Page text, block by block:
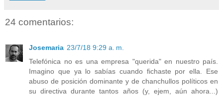
24 comentarios:
Josemaria 23/7/18 9:29 a. m.
Telefónica no es una empresa "querida" en nuestro país.
Imagino que ya lo sabías cuando fichaste por ella. Ese
abuso de posición dominante y de chanchullos políticos en
su directiva durante tantos años (y, ejem, aún ahora...)